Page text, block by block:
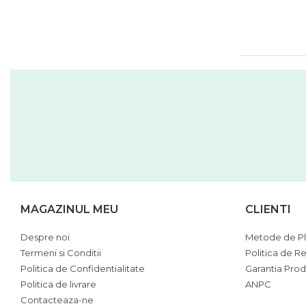
MAGAZINUL MEU
Despre noi
Termeni si Conditii
Politica de Confidentialitate
Politica de livrare
Contacteaza-ne
CLIENTI
Metode de
Politica de
Garantia
ANPC